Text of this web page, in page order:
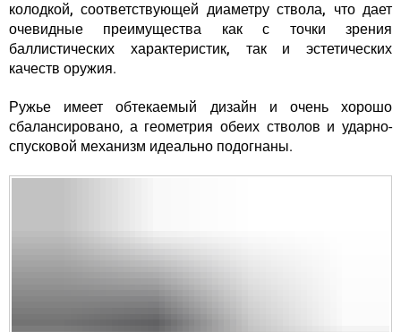
колодкой, соответствующей диаметру ствола, что дает
очевидные преимущества как с точки зрения
баллистических характеристик, так и эстетических
качеств оружия.
Ружье имеет обтекаемый дизайн и очень хорошо
сбалансировано, а геометрия обеих стволов и ударно-
спусковой механизм идеально подогнаны.